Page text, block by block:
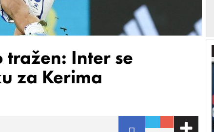
Inter se
za Kerima